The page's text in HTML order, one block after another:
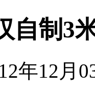
自制3
年12月